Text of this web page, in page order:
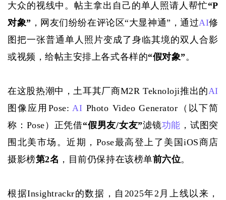
大众的视线中。帖主拿出自己的单人照请人帮忙“P
对象” ，网友们纷纷在评论区“大显神通”，通过AI修
图把一张普通单人照片变成了身临其境的双人合影
或视频，给帖主安排上各式各样的“假对象”。
在这股热潮中，土耳其厂商M2R Teknoloji推出的AI
图像应用 Pose: AI Photo Video Generator （以下简
称： Pose ）正凭借“假男友/女友”滤镜功能 ，试图突
围北美市场。近期， Pose最高登上了美国iOS商店
摄影榜第2名 ，目前仍保持在该榜单前六位。
根据Insightrackr的数据，自2025年2月上线以来，